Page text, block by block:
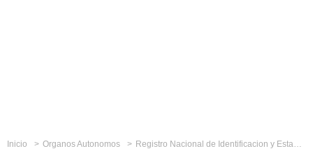
Inicio Organos Autonomos Registro Nacional de Identificacion y Estado Civil